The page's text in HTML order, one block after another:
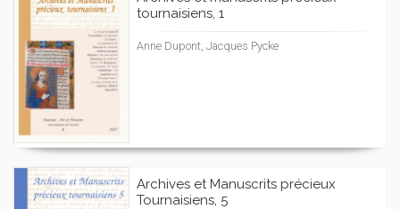
tournaisiens, 1
Anne Dupont, Jacques Pycke
Archives et Manuscrits précieux
Tournaisiens, 5